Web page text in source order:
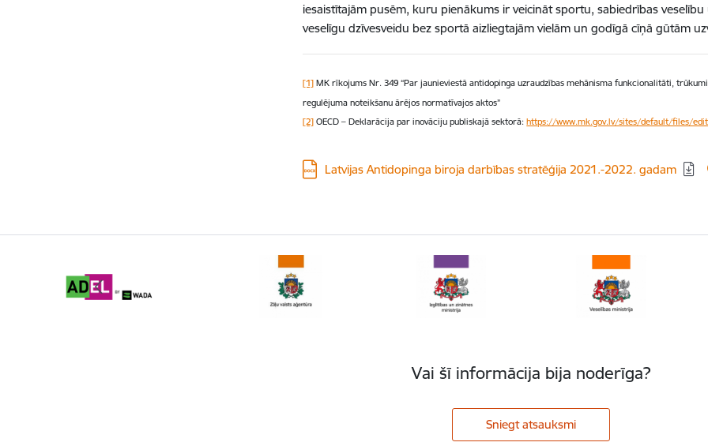
iesaistītajām pusēm, kuru pienākums ir veicināt sportu, sabiedrības
veselīgu dzīvesveidu bez sportā aizliegtajām vielām un godīgā cīņā gūtām
[1] MK rīkojums Nr. 349 “Par jaunieviestā antidopinga uzraudzības mehānisma funkcionalitāti,
regulējuma noteikšanu ārējos normatīvajos aktos”
[2] OECD – Deklarācija par inovāciju publiskajā sektorā:https://www.mk.gov.lv/sites/default/files/
Lejupielādēt:
Latvijas Antidopinga biroja darbības stratēģija 2021.-2022. gadam
Vai šī informācija bija noderīga?
Sniegt atsauksmi